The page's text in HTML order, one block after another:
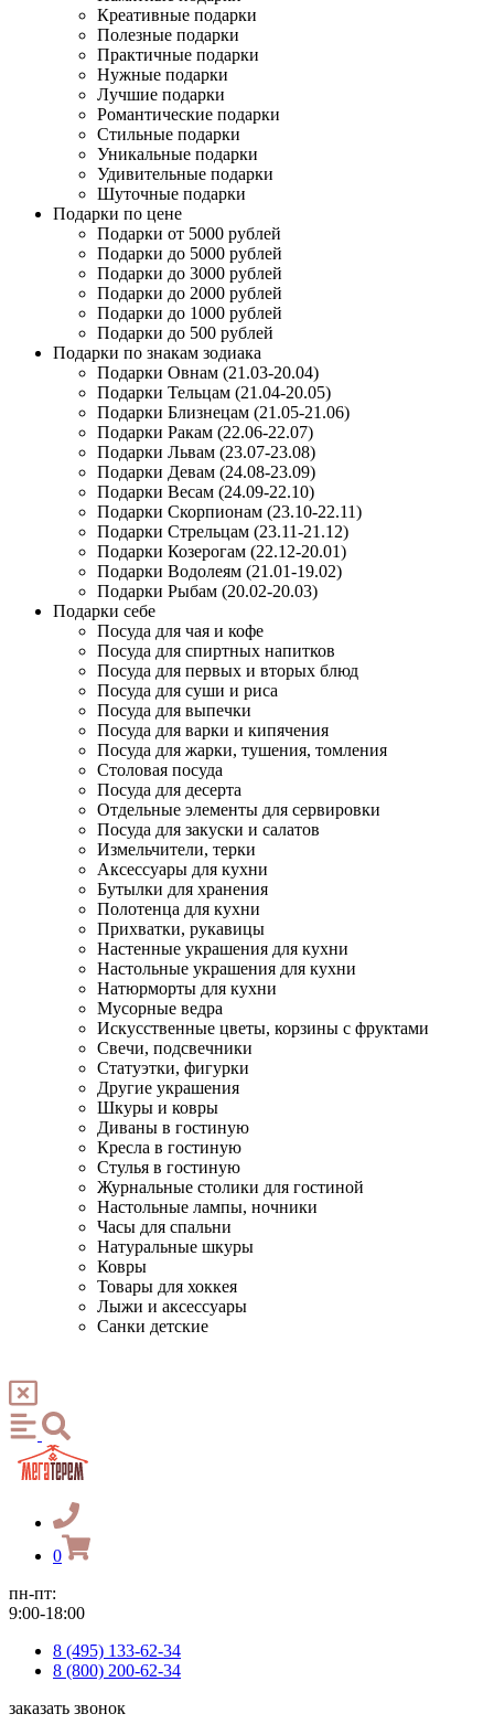
Креативные подарки
Полезные подарки
Практичные подарки
Нужные подарки
Лучшие подарки
Романтические подарки
Стильные подарки
Уникальные подарки
Удивительные подарки
Шуточные подарки
Подарки по цене
Подарки от 5000 рублей
Подарки до 5000 рублей
Подарки до 3000 рублей
Подарки до 2000 рублей
Подарки до 1000 рублей
Подарки до 500 рублей
Подарки по знакам зодиака
Подарки Овнам (21.03-20.04)
Подарки Тельцам (21.04-20.05)
Подарки Близнецам (21.05-21.06)
Подарки Ракам (22.06-22.07)
Подарки Львам (23.07-23.08)
Подарки Девам (24.08-23.09)
Подарки Весам (24.09-22.10)
Подарки Скорпионам (23.10-22.11)
Подарки Стрельцам (23.11-21.12)
Подарки Козерогам (22.12-20.01)
Подарки Водолеям (21.01-19.02)
Подарки Рыбам (20.02-20.03)
Подарки себе
Посуда для чая и кофе
Посуда для спиртных напитков
Посуда для первых и вторых блюд
Посуда для суши и риса
Посуда для выпечки
Посуда для варки и кипячения
Посуда для жарки, тушения, томления
Столовая посуда
Посуда для десерта
Отдельные элементы для сервировки
Посуда для закуски и салатов
Измельчители, терки
Аксессуары для кухни
Бутылки для хранения
Полотенца для кухни
Прихватки, рукавицы
Настенные украшения для кухни
Настольные украшения для кухни
Натюрморты для кухни
Мусорные ведра
Искусственные цветы, корзины с фруктами
Свечи, подсвечники
Статуэтки, фигурки
Другие украшения
Шкуры и ковры
Диваны в гостиную
Кресла в гостиную
Стулья в гостиную
Журнальные столики для гостиной
Настольные лампы, ночники
Часы для спальни
Натуральные шкуры
Ковры
Товары для хоккея
Лыжи и аксессуары
Санки детские
0
пн-пт:
9:00-18:00
8 (495) 133-62-34
8 (800) 200-62-34
заказать звонок